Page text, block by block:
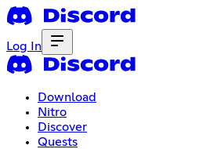
Log In
Download
Nitro
Discover
Quests